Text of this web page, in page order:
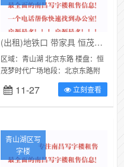
(出租)地铁口 带家具 恒茂梦时代广场195平精装
区域：青山湖 北京东路 楼盘：恒
茂梦时代广场地段：北京东路附
近或上海路交汇处类别：写字楼
（可注册公司）面积：195㎡价
格：...
11-27 立刻查看
青山湖区写
字楼